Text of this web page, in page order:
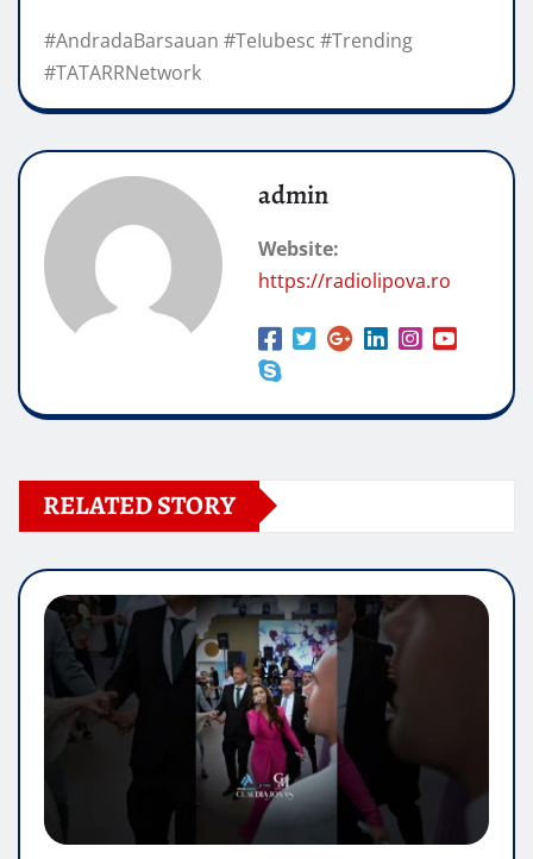
#AndradaBarsauan #TeIubesc #Trending
#TATARRNetwork
admin
Website:
https://radiolipova.ro
RELATED STORY